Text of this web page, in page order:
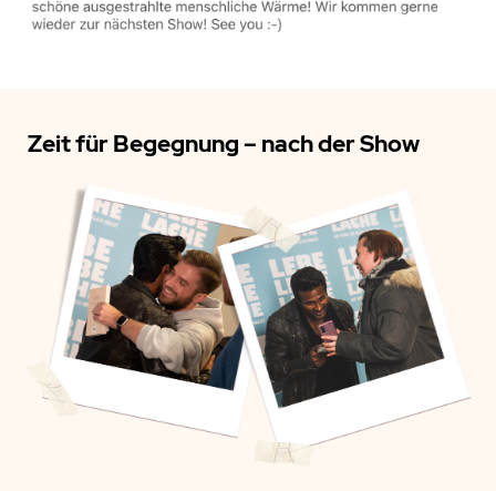
Zeit für Begegnung – nach der Show